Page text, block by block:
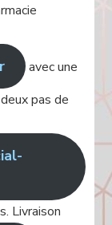
avec une
pas de
Livraison